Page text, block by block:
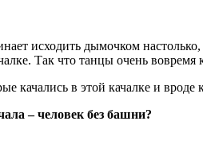
исходить дымочком
Так что танцы очень
качались в этой качалке и
– человек без башни?